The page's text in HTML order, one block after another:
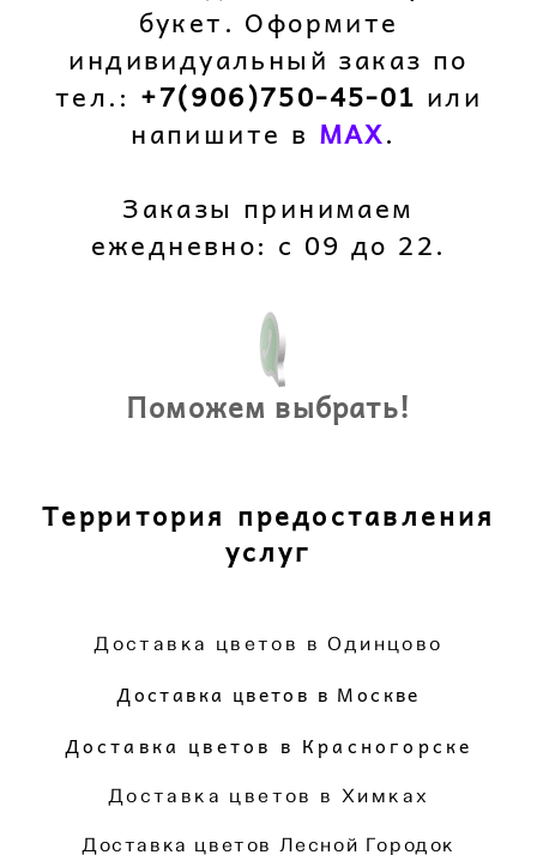
букет. Оформите
индивидуальный заказ по
тел.: +7(906)750-45-01 или
напишите в MAX.
Заказы принимаем
ежедневно: с 09 до 22.
Поможем выбрать!
Территория предоставления
услуг
Доставка цветов в Одинцово
Доставка цветов в Москве
Доставка цветов в Красногорске
Доставка цветов в Химках
Доставка цветов Лесной Городок